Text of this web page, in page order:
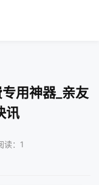
用神器_亲友
讯
读：1